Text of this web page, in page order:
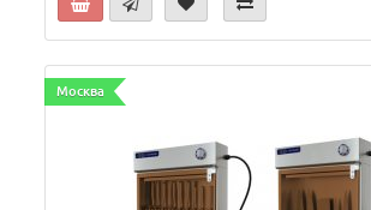
Москва